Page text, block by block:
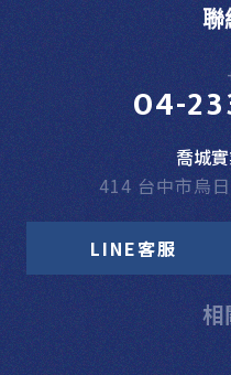
相
04-
喬城
414 台中市烏
LINE客服